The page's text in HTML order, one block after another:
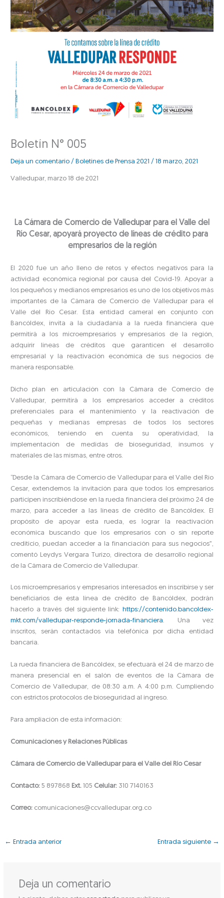
Boletín N° 005
Deja un comentario / Boletines de Prensa 2021 /18 marzo, 2021
Valledupar, marzo 18 de 2021
La Cámara de Comercio de Valledupar para el Valle del
Río Cesar, apoyará proyecto de líneas de crédito para
empresarios de la región
El 2020 fue un año lleno de retos y efectos negativos para la
actividad económica regional por causa del Covid-19. Apoyar a
los pequeños y medianos empresarios es uno de los objetivos más
importantes de la Cámara de Comercio de Valledupar para el
Valle del Río Cesar. Esta entidad cameral en conjunto con
Bancóldex, invita a la ciudadanía a la rueda financiera que
permitirá a los microempresarios y empresarios de la región,
adquirir líneas de créditos que garanticen el desarrollo
empresarial y la reactivación económica de sus negocios de
manera responsable.
Dicho plan en articulación con la Cámara de Comercio de
Valledupar, permitirá a los empresarios acceder a créditos
preferenciales para el mantenimiento y la reactivación de
pequeñas y medianas empresas de todos los sectores
económicos, teniendo en cuenta su operatividad, la
implementación de medidas de bioseguridad, insumos y
materiales de las mismas, entre otros.
“Desde la Cámara de Comercio de Valledupar para el Valle del Río
Cesar, extendemos la invitación para que todos los empresarios
participen inscribiéndose en la rueda financiera del próximo 24 de
marzo, para acceder a las líneas de crédito de Bancóldex. El
propósito de apoyar esta rueda, es lograr la reactivación
económica buscando que los empresarios con o sin reporte
crediticio, puedan acceder a la financiación para sus negocios”,
comentó Leydys Vergara Turizo, directora de desarrollo regional
de la Cámara de Comercio de Valledupar.
Los microempresarios y empresarios interesados en inscribirse y ser
beneficiarios de esta línea de crédito de Bancóldex, podrán
hacerlo a través del siguiente link:
https://contenido.bancoldex-
mkt.com/valledupar-responde-jornada-financiera. Una vez
inscritos, serán contactados vía telefónica por dicha entidad
bancaria.
La rueda financiera de Bancóldex, se efectuará el 24 de marzo de
manera presencial en el salón de eventos de la Cámara de
Comercio de Valledupar, de 08:30 a.m. A 4:00 p.m. Cumpliendo
con estrictos protocolos de bioseguridad al ingreso.
Para ampliación de esta información:
Comunicaciones y Relaciones Públicas
Cámara de Comercio de Valledupar para el Valle del Río Cesar
Contacto: 5 897868 Ext. 105 Celular: 310 7140163
Correo: comunicaciones@ccvalledupar.org.co
← Entrada anterior Entrada siguiente →
Deja un comentario